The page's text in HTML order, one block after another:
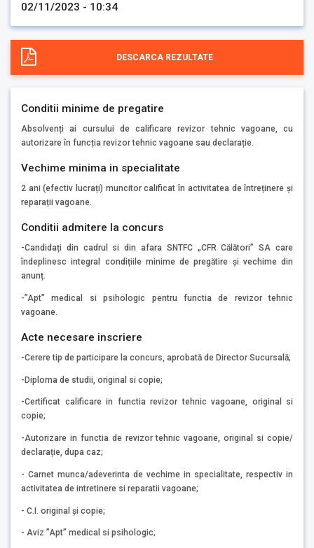
02/11/2023 - 10:34
DESCARCA REZULTATE
Conditii minime de pregatire
Absolvenți ai cursului de calificare revizor tehnic vagoane, cu
autorizare în funcția revizor tehnic vagoane sau declarație.
Vechime minima in specialitate
2 ani (efectiv lucrați) muncitor calificat în activitatea de întreținere și
reparații vagoane.
Conditii admitere la concurs
-Candidați din cadrul si din afara SNTFC „CFR Călători” SA care
îndeplinesc integral condițiile minime de pregătire și vechime din
anunț.
-”Apt” medical si psihologic pentru functia de revizor tehnic
vagoane.
Acte necesare inscriere
-Cerere tip de participare la concurs, aprobată de Director Sucursală;
-Diploma de studii, original si copie;
-Certificat calificare in functia revizor tehnic vagoane, original si
copie;
-Autorizare in functia de revizor tehnic vagoane, original si copie/
declarație, dupa caz;
- Carnet munca/adeverinta de vechime in specialitate, respectiv in
activitatea de intretinere si reparatii vagoane;
- C.I. original și copie;
- Aviz ”Apt” medical si psihologic;